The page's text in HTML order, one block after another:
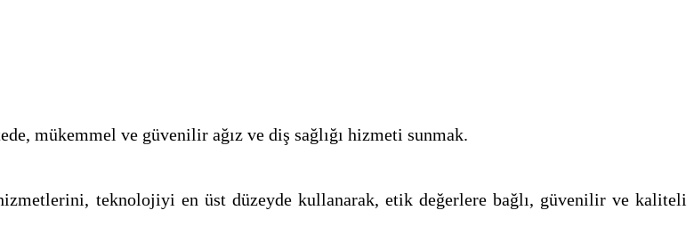
mükemmel ve güvenilir ağız ve diş sağlığı hizmeti sunmak.
teknolojiyi en üst düzeyde kullanarak, etik değerlere bağlı, güvenilir ve kaliteli